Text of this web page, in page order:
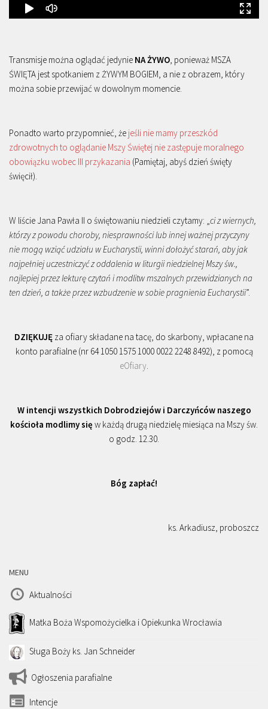
Transmisje można oglądać jedynie NA ŻYWO, ponieważ MSZA
ŚWIĘTA jest spotkaniem z ŻYWYM BOGIEM, a nie z obrazem, który
można sobie przewijać w dowolnym momencie.
Ponadto warto przypomnieć, że jeśli nie mamy przeszkód
zdrowotnych to oglądanie Mszy Świętej nie zastępuje moralnego
obowiązku wobec III przykazania (Pamiętaj, abyś dzień święty
święcił).
W liście Jana Pawła II o świętowaniu niedzieli czytamy: „ci z wiernych,
którzy z powodu choroby, niesprawności lub innej ważnej przyczyny
nie mogą wziąć udziału w Eucharystii, winni dołożyć starań, aby jak
najpełniej uczestniczyć z oddalenia w liturgii niedzielnej Mszy św.,
najlepiej przez lekturę czytań i modlitw mszalnych przewidzianych na
ten dzień, a także przez wzbudzenie w sobie pragnienia Eucharystii”.
DZIĘKUJĘ za ofiary składane na tacę, do skarbony, wpłacane na
konto parafialne (nr 64 1050 1575 1000 0022 2248 8492), z pomocą
eOfiary.
W intencji wszystkich Dobrodziejów i Darczyńców naszego
kościoła modlimy się w każdą drugą niedzielę miesiąca na Mszy św.
o godz. 12.30.
Bóg zapłać!
ks. Arkadiusz, proboszcz
MENU
Aktualności
Matka Boża Wspomożycielka i Opiekunka Wrocławia
Sługa Boży ks. Jan Schneider
Ogłoszenia parafialne
Intencje